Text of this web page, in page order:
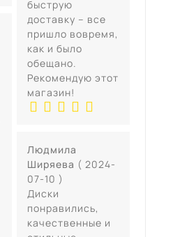
быструю
доставку – все
пришло вовремя,
как и было
обещано.
Рекомендую этот
магазин!
Людмила
Ширяева ( 2024-
07-10 )
Диски
понравились,
качественные и